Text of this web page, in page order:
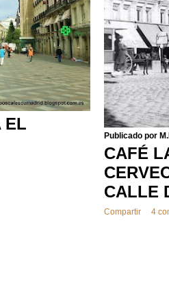
EL
Publicado por
CAFÉ
CALLE
Compartir 4